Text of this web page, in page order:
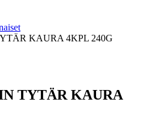
KAURA 4KPL 240G
TYTÄR KAURA